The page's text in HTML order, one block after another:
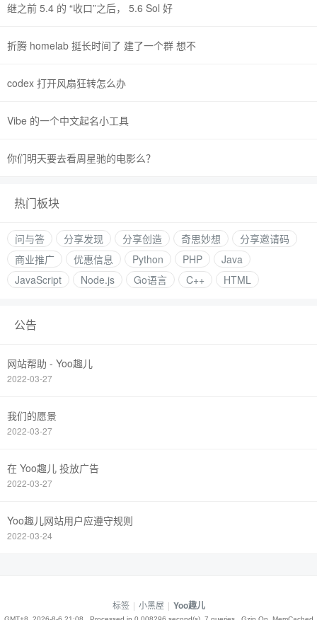
继之前 5.4 的 “收口”之后， 5.6 Sol 好
折腾 homelab 挺长时间了 建了一个群 想不
codex 打开风扇狂转怎么办
Vibe 的一个中文起名小工具
你们明天要去看周星驰的电影么？
热门板块
问与答 分享发现 分享创造 奇思妙想
分享邀请码
商业推广
优惠信息 Python PHP
Java
JavaScript
Node.js Go语言 C++ HTML
公告
网站帮助 - Yoo趣儿
2022-03-27
我们的愿景
2022-03-27
在 Yoo趣儿 投放广告
2022-03-27
Yoo趣儿网站用户应遵守规则
2022-03-24
标签 | 小黑屋 | Yoo趣儿